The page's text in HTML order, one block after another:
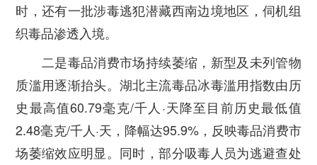
时，还有一批涉毒逃犯潜藏西南边境地区，伺机组
织毒品渗透入境。
二是毒品消费市场持续萎缩，新型及未列管物
质滥用逐渐抬头。湖北主流毒品冰毒滥用指数由历
史最高值60.79毫克/千人·天降至目前历史最低值
2.48毫克/千人·天，降幅达95.9%，反映毒品消费市
场萎缩效应明显。同时，部分吸毒人员为逃避查处